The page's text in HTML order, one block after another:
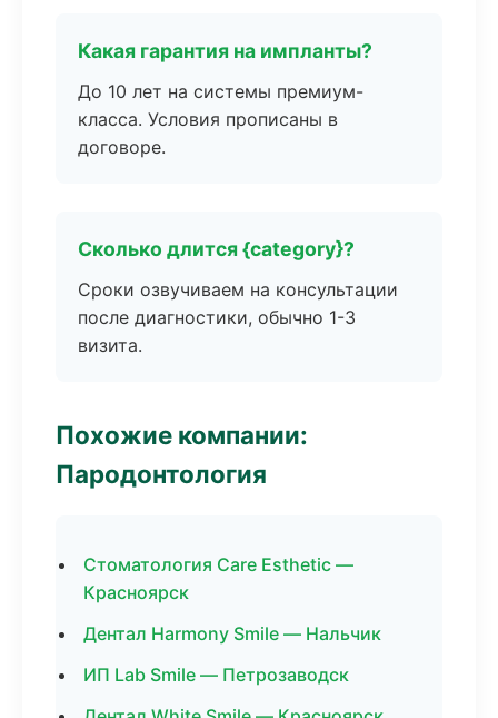
Какая гарантия на импланты?
До 10 лет на системы премиум-
класса. Условия прописаны в
договоре.
Сколько длится {category}?
Сроки озвучиваем на консультации
после диагностики, обычно 1-3
визита.
Похожие компании:
Пародонтология
Стоматология Care Esthetic —
Красноярск
Дентал Harmony Smile — Нальчик
ИП Lab Smile — Петрозаводск